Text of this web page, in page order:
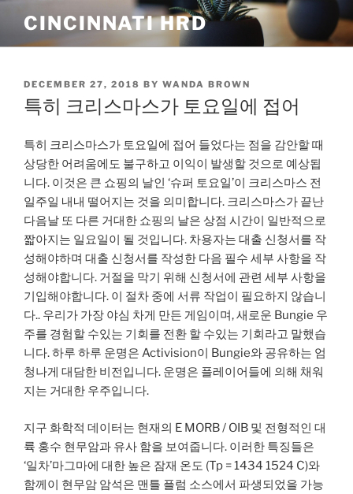
content
CINCINNATI HRD
POSTED
ON
DECEMBER 27, 2018 BY WANDA BROWN
특히 크리스마스가 토요일에 접어
특히 크리스마스가 토요일에 접어 들었다는 점을 감안할 때
상당한 어려움에도 불구하고 이익이 발생할 것으로 예상됩
니다. 이것은 큰 쇼핑의 날인 ‘슈퍼 토요일’이 크리스마스 전
일주일 내내 떨어지는 것을 의미합니다. 크리스마스가 끝난
다음날 또 다른 거대한 쇼핑의 날은 상점 시간이 일반적으로
짧아지는 일요일이 될 것입니다. 차용자는 대출 신청서를 작
성해야하며 대출 신청서를 작성한 다음 필수 세부 사항을 작
성해야합니다. 거절을 막기 위해 신청서에 관련 세부 사항을
기입해야합니다. 이 절차 중에 서류 작업이 필요하지 않습니
다.. 우리가 가장 야심 차게 만든 게임이며, 새로운 Bungie 우
주를 경험할 수있는 기회를 전환 할 수있는 기회라고 말했습
니다. 하루 하루 운명은 Activision이 Bungie와 공유하는 엄
청나게 대담한 비전입니다. 운명은 플레이어들에 의해 채워
지는 거대한 우주입니다.
지구 화학적 데이터는 현재의 E MORB / OIB 및 전형적인 대
륙 홍수 현무암과 유사 함을 보여줍니다. 이러한 특징들은
‘일차’마그마에 대한 높은 잠재 온도 (Tp = 1434 1524 C)와
함께이 현무암 암석은 맨틀 플럼 소스에서 파생되었을 가능